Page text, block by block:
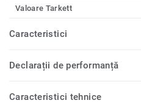
Valoare Tarkett
Caracteristici
Declarații de performanță
Caracteristici tehnice